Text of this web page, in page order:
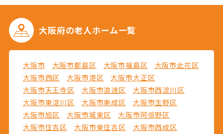
大阪府の老人ホーム一覧
大阪市 大阪市都島区 大阪市福島区
大阪市此花区
大阪市西区
大阪市港区
大阪市大正区
大阪市天王寺区
大阪市浪速区
大阪市西淀川区
大阪市東淀川区
大阪市東成区
大阪市生野区
大阪市旭区
大阪市城東区
大阪市阿倍野区
大阪市住吉区
大阪市東住吉区
大阪市西成区